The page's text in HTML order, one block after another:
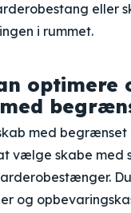
eller
i rummet.
optimere
med
vælge skabe med
og